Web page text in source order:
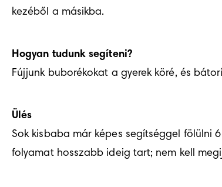
kezéből a másikba.
Hogyan tudunk segíteni?
Fújjunk buborékokat a gyerek köré, és
Ülés
Sok kisbaba már képes segítséggel fölülni
folyamat hosszabb ideig tart; nem kell